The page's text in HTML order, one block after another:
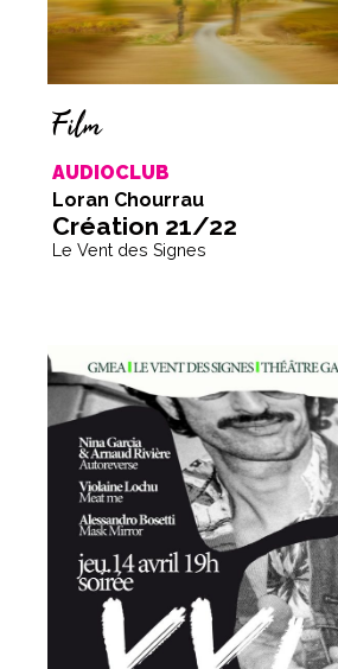
Film
AUDIOCLUB
Loran Chourrau
Création 21/22
Le Vent des Signes